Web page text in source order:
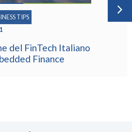
TIPS
del FinTech Italiano
Finance